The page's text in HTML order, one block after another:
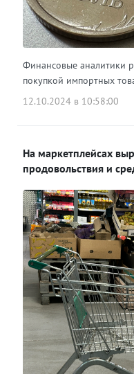
Финансовые аналитики
покупкой импортных
12.10.2024 в 10:58:00
На маркетплейсах
продовольствия и